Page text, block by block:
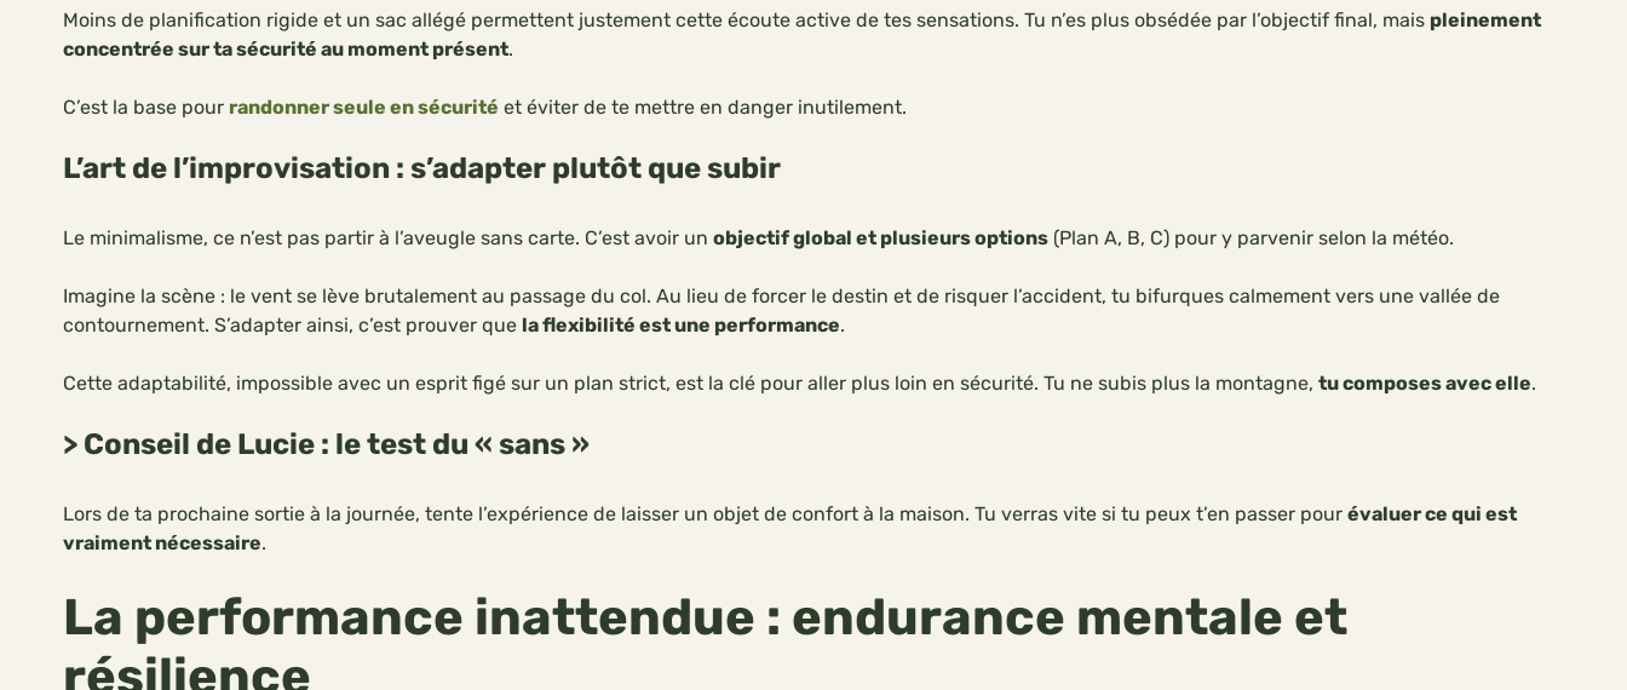
Moins de planification rigide et un sac allégé permettent justement cette écoute active de tes sensations. Tu n’es plus obsédée par l’objectif final, mais pleinement
concentrée sur ta sécurité au moment présent.
C’est la base pour randonner seule en sécurité et éviter de te mettre en danger inutilement.
L’art de l’improvisation : s’adapter plutôt que subir
Le minimalisme, ce n’est pas partir à l’aveugle sans carte. C’est avoir un objectif global et plusieurs options (Plan A, B, C) pour y parvenir selon la météo.
Imagine la scène : le vent se lève brutalement au passage du col. Au lieu de forcer le destin et de risquer l’accident, tu bifurques calmement vers une vallée de
contournement. S’adapter ainsi, c’est prouver que la flexibilité est une performance.
Cette adaptabilité, impossible avec un esprit figé sur un plan strict, est la clé pour aller plus loin en sécurité. Tu ne subis plus la montagne, tu composes avec elle.
> Conseil de Lucie : le test du « sans »
Lors de ta prochaine sortie à la journée, tente l’expérience de laisser un objet de confort à la maison. Tu verras vite si tu peux t’en passer pour évaluer ce qui est
vraiment nécessaire.
La performance inattendue : endurance mentale et
résilience